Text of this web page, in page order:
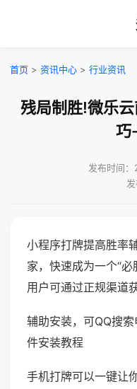
首页 > 资讯中心 > 行业资讯
残局制胜!微乐
巧
发布时间
小程序打牌提高胜率
家，快速成为一个“
用户可通过正规渠道
辅助安装，可QQ搜
件安装教程
手机打牌可以一键让